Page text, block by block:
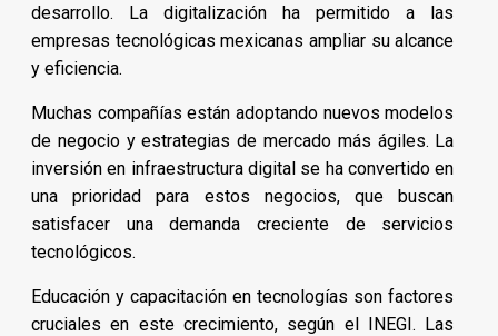
desarrollo. La digitalización ha permitido a las
empresas tecnológicas mexicanas ampliar su alcance
y eficiencia.
Muchas compañías están adoptando nuevos modelos
de negocio y estrategias de mercado más ágiles. La
inversión en infraestructura digital se ha convertido en
una prioridad para estos negocios, que buscan
satisfacer una demanda creciente de servicios
tecnológicos.
Educación y capacitación en tecnologías son factores
cruciales en este crecimiento, según el INEGI. Las